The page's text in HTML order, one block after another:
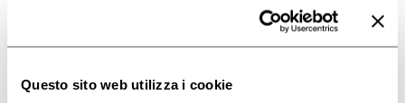
Questo sito web utilizza i cookie